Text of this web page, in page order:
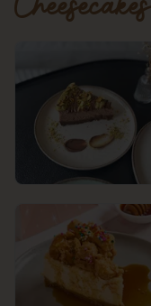
Cheesecakes